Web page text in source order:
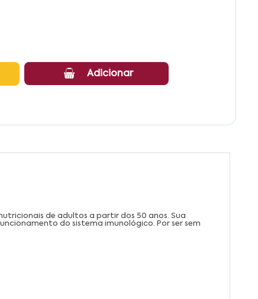
Adicionar
de adultos a partir dos 50 anos. Sua
do sistema imunológico. Por ser sem